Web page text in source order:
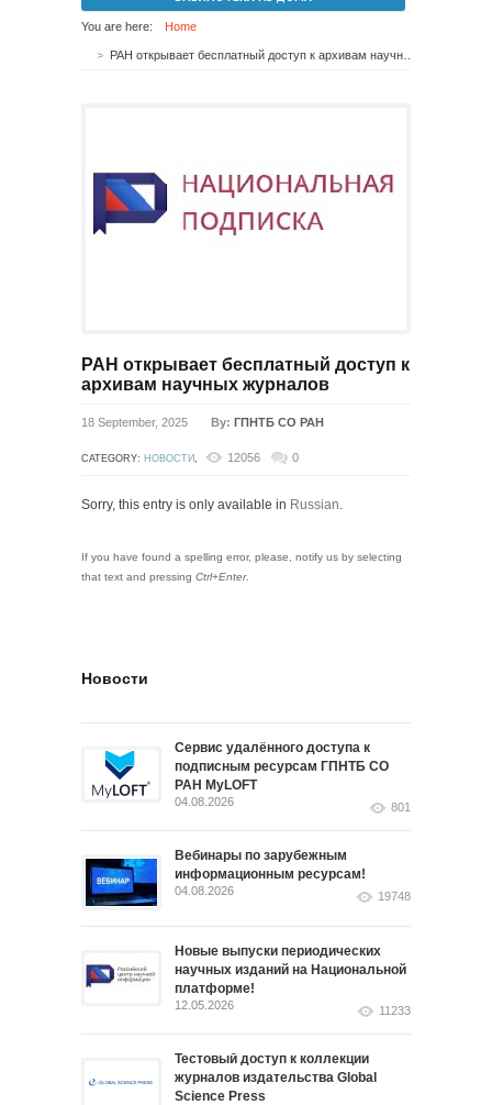
You are here: Home
РАН открывает бесплатный доступ к
архивам научных журналов
18 September, 2025 By: ГПНТБ СО РАН
CATEGORY: НОВОСТИ, 12056 0
Sorry, this entry is only available in Russian.
If you have found a spelling error, please, notify us by selecting
that text and pressing Ctrl+Enter.
Новости
Сервис удалённого доступа к
подписным ресурсам ГПНТБ СО
РАН MyLOFT
04.08.2026 801
Вебинары по зарубежным
информационным ресурсам!
04.08.2026 19748
Новые выпуски периодических
научных изданий на Национальной
платформе!
12.05.2026 11233
Тестовый доступ к коллекции
журналов издательства Global
Science Press